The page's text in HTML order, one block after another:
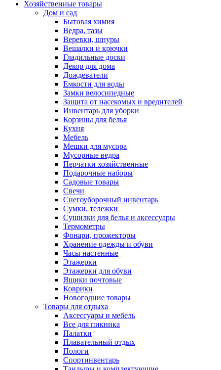
Хозяйственные товары
Дом и сад
Бытовая химия
Ведра, тазы
Веревки, шнуры
Вешалки и крючки
Гладильные доски
Декор для дома
Дождеватели
Емкости для воды
Замки велосипедные
Защита от насекомых и вредителей
Инвентарь для уборки
Корзины для белья
Кухня
Мебель
Мешки для мусора
Мусорные ведра
Перчатки хозяйственные
Подарочные наборы
Садовые товары
Свечи
Снегоуборочный инвентарь
Сумки, тележки
Сушилки для белья и аксессуары
Термометры
Фонари, прожекторы
Хранение одежды и обуви
Часы настенные
Этажерки
Этажерки для обуви
Ящики почтовые
Коврики
Новогодние товары
Товары для отдыха
Аксессуары и мебель
Все для пикника
Палатки
Плавательный отдых
Пологи
Спортинвентарь